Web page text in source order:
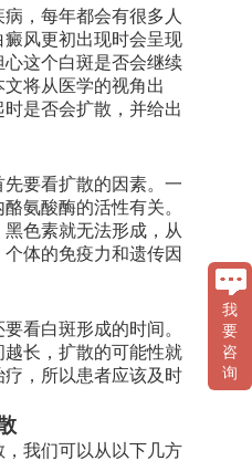
，每年都会有很多人
风更初出现时会呈现
这个白斑是否会继续
将从医学的视角出
是否会扩散，并给出
要看扩散的因素。一
氨酸酶的活性有关。
色素就无法形成，从
体的免疫力和遗传因
看白斑形成的时间。
长，扩散的可能性就
，所以患者应该及时
我们可以从以下几方
我
要
咨
询